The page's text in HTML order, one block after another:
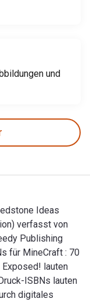
und
Ideas
verfasst von
Publishing
für MineCraft : 70
lauten
ISBNs lauten
digitales